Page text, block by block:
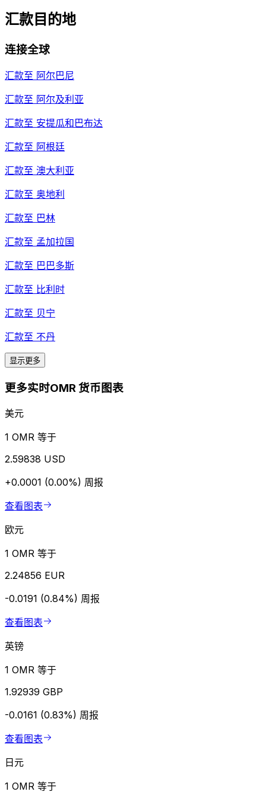
汇款目的地
连接全球
汇款至 阿尔巴尼
汇款至 阿尔及利亚
汇款至 安提瓜和巴布达
汇款至 阿根廷
汇款至 澳大利亚
汇款至 奥地利
汇款至 巴林
汇款至 孟加拉国
汇款至 巴巴多斯
汇款至 比利时
汇款至 贝宁
汇款至 不丹
显示更多
更多实时OMR 货币图表
美元
1 OMR 等于
2.59838 USD
+0.0001 (0.00%) 周报
查看图表
欧元
1 OMR 等于
2.24856 EUR
-0.0191 (0.84%) 周报
查看图表
英镑
1 OMR 等于
1.92939 GBP
-0.0161 (0.83%) 周报
查看图表
日元
1 OMR 等于